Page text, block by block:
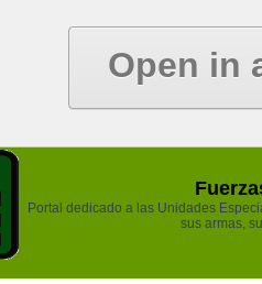
Open in
Portal dedicado a las Unidades
sus armas,